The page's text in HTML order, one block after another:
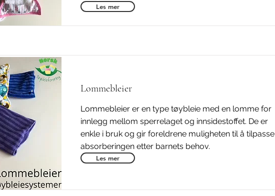
Les mer
Lommebleier
Lommebleier er en type tøybleie med en lomme for
innlegg mellom sperrelaget og innsidestoffet. De er
enkle i bruk og gir foreldrene muligheten til å tilpasse
absorberingen etter barnets behov.
Les mer